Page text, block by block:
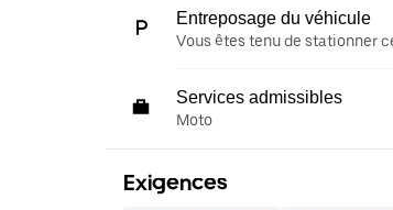
Entreposage du véhicule
Vous êtes tenu de stationner
Services admissibles
Moto
Exigences